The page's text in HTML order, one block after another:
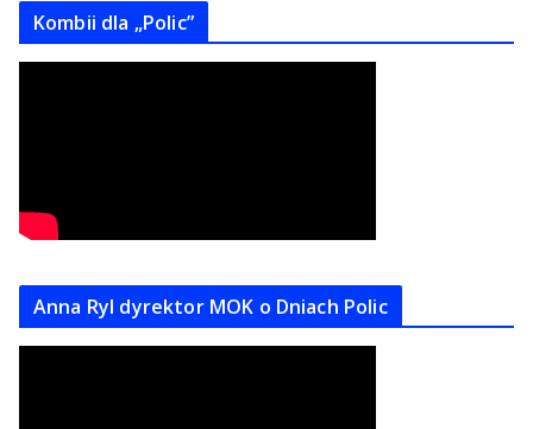
Kombii dla „Polic”
Anna Ryl dyrektor MOK o Dniach Polic